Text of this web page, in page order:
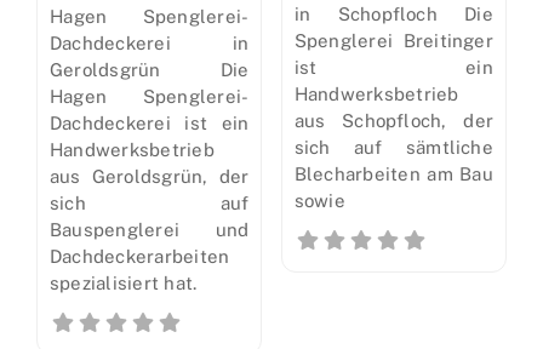
Hagen Spenglerei-
Dachdeckerei in
Geroldsgrün Die
Hagen Spenglerei-
Dachdeckerei ist ein
Handwerksbetrieb
aus Geroldsgrün, der
sich auf
Bauspenglerei und
Dachdeckerarbeiten
spezialisiert hat.
in Schopfloch Die
Spenglerei Breitinger
ist ein
Handwerksbetrieb
aus Schopfloch, der
sich auf sämtliche
Blecharbeiten am Bau
sowie